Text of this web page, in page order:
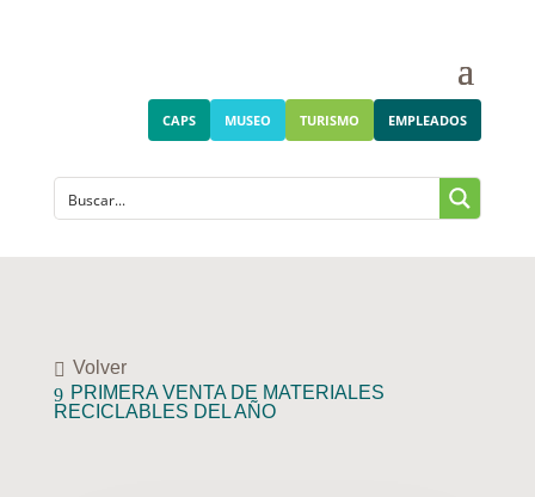
CAPS MUSEO TURISMO EMPLEADOS
Volver
PRIMERA VENTA DE MATERIALES
RECICLABLES DEL AÑO